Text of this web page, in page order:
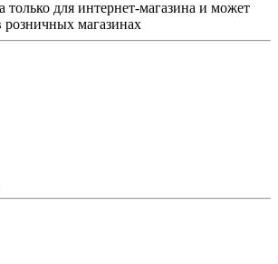
только для интернет-магазина и может
розничных магазинах